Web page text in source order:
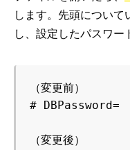
します。先頭について
し、設定したパスワー
（変更前）
# DBPassword=
（変更後）